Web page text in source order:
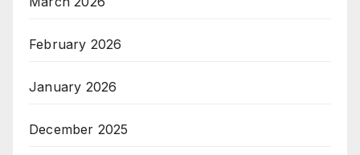
February 2026
January 2026
December 2025